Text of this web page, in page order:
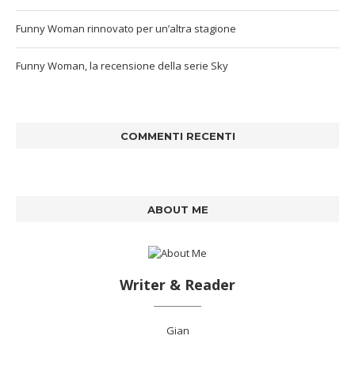
Funny Woman rinnovato per un’altra stagione
Funny Woman, la recensione della serie Sky
COMMENTI RECENTI
ABOUT ME
Writer & Reader
Gian